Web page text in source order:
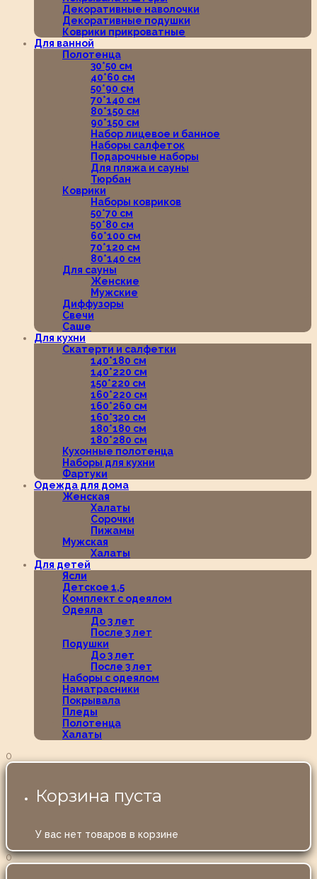
Декоративные наволочки
Декоративные подушки
Коврики прикроватные
Для ванной
Полотенца
30*50 см
40*60 см
50*90 см
70*140 см
80*150 см
90*150 см
Набор лицевое и банное
Наборы салфеток
Подарочные наборы
Для пляжа и сауны
Тюрбан
Коврики
Наборы ковриков
50*70 см
50*80 см
60*100 см
70*120 см
80*140 см
Для сауны
Женские
Мужские
Диффузоры
Свечи
Саше
Для кухни
Скатерти и салфетки
140*180 см
140*220 см
150*220 см
160*220 см
160*260 см
160*320 см
180*180 см
180*280 см
Кухонные полотенца
Наборы для кухни
Фартуки
Одежда для дома
Женская
Халаты
Сорочки
Пижамы
Мужская
Халаты
Для детей
Ясли
Детское 1,5
Комплект с одеялом
Одеяла
До 3 лет
После 3 лет
Подушки
До 3 лет
После 3 лет
Наборы с одеялом
Наматрасники
Покрывала
Пледы
Полотенца
Халаты
0
Корзина пуста
У вас нет товаров в корзине
0